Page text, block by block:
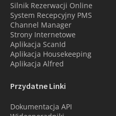
Silnik Rezerwacji Online
System Recepcyjny PMS
Channel Manager
Strony Internetowe
Aplikacja ScanId
Aplikacja Housekeeping
Aplikacja Alfred
Przydatne Linki
Dokumentacja API